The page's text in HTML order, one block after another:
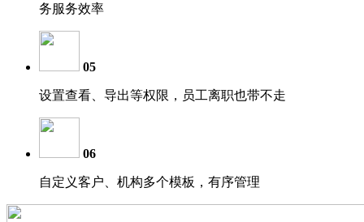
务服务效率
05
设置查看、导出等权限，员工离职也带不走
06
自定义客户、机构多个模板，有序管理